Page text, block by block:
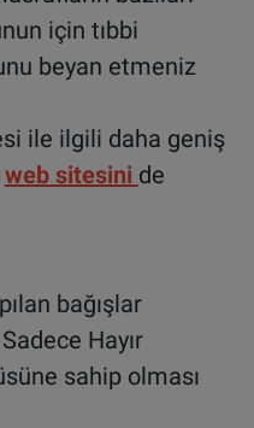
için tıbbi
beyan etmeniz
ile ilgili daha geniş
web sitesini de
bağışlar
Hayır
sahip olması